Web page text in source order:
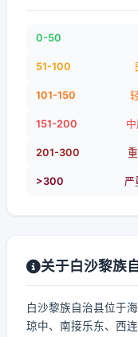
0-50
51-100
101-150
151-200
201-300
>300 严
关于白沙黎族
白沙黎族自治县位于
琼中、南接乐东、西